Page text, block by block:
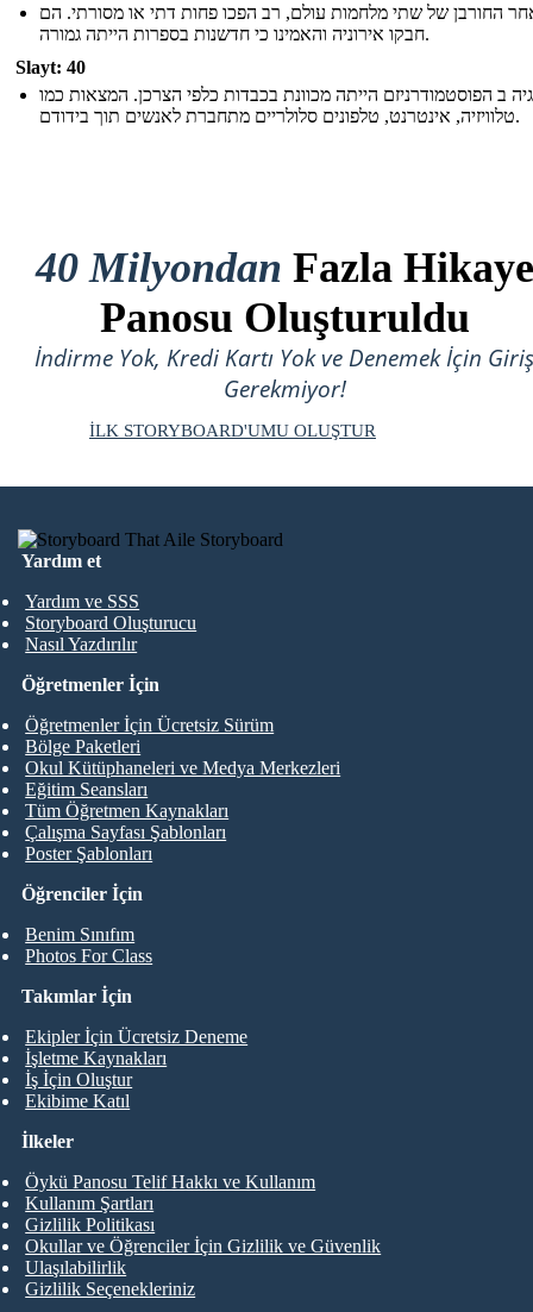
החורבן של שתי מלחמות עולם, רב הפכו פחות דתי או מסורתי. הם
חבקו אירוניה והאמינו כי חדשנות בספרות הייתה גמורה.
Slayt: 40
ב הפוסטמודרניזם הייתה מכוונת בכבדות כלפי הצרכן. המצאות כמו
טלוויזיה, אינטרנט, טלפונים סלולריים מתחברת לאנשים תוך בידודם.
40 Milyondan Fazla Hikaye
Panosu Oluşturuldu
İndirme Yok, Kredi Kartı Yok ve Denemek İçin Giriş
Gerekmiyor!
İLK STORYBOARD'UMU OLUŞTUR
Yardım et
Yardım ve SSS
Storyboard Oluşturucu
Nasıl Yazdırılır
Öğrenciler İçin
Benim Sınıfım
Photos For Class
Öğretmenler İçin
Öğretmenler İçin Ücretsiz Sürüm
Bölge Paketleri
Okul Kütüphaneleri ve Medya Merkezleri
Eğitim Seansları
Tüm Öğretmen Kaynakları
Çalışma Sayfası Şablonları
Poster Şablonları
Takımlar İçin
Ekipler İçin Ücretsiz Deneme
İşletme Kaynakları
İş İçin Oluştur
Ekibime Katıl
İlkeler
Öykü Panosu Telif Hakkı ve Kullanım
Kullanım Şartları
Gizlilik Politikası
Okullar ve Öğrenciler İçin Gizlilik ve Güvenlik
Ulaşılabilirlik
Gizlilik Seçenekleriniz